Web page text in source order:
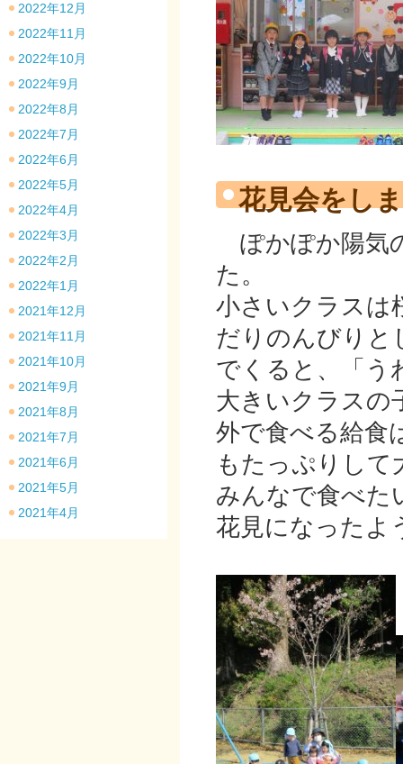
花見会をし
ぽかぽか陽気
た。
小さいクラスは
だりのんびりと
でくると、「う
大きいクラスの
外で食べる給食
もたっぷりして
みんなで食べた
花見になったよ
2022年12月
2022年11月
2022年10月
2022年9月
2022年8月
2022年7月
2022年6月
2022年5月
2022年4月
2022年3月
2022年2月
2022年1月
2021年12月
2021年11月
2021年10月
2021年9月
2021年8月
2021年7月
2021年6月
2021年5月
2021年4月